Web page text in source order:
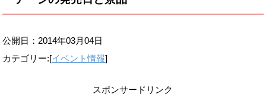
公開日： 2014年03月04日
カテゴリー:[イベント情報]
スポンサードリンク